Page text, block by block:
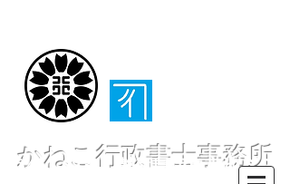
かねこ行政書士事務所
〒413-0234 静岡県伊東市池６２